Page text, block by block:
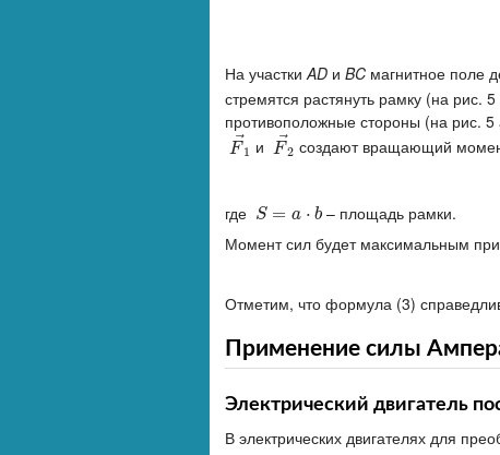
На участки AD и BC магнитное поле
стремятся растянуть рамку (на рис.
противоположные стороны (на рис. 5
F ⃗1
F→ 1
и F ⃗
2
F→ 2
создают вращающий
где S = a ⋅ b
S=a⋅ b
– площадь рамки.
Момент сил будет максимальным при
Отметим, что формула (3)
Применение силы
Электрический двигатель
В электрических двигателях для